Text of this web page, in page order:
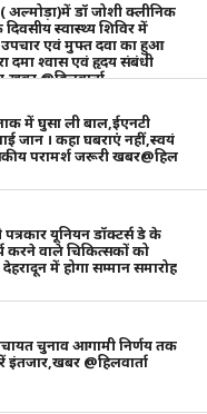
अल्मोड़ा)में डॉ जोशी क्लीनिक
स्वास्थ्य शिविर में
एवं मुफ्त दवा का हुआ
दमा श्वास एवं हृदय संबंधी
@हिलवार्ता
में घुसा ली बाल,ईएनटी
जान । कहा घबराएं नहीं,स्वयं
परामर्श जरूरी खबर@हिल
पत्रकार यूनियन डॉक्टर्स डे के
करने वाले चिकित्सकों को
में होगा सम्मान समारोह
चुनाव आगामी निर्णय तक
@हिलवार्ता